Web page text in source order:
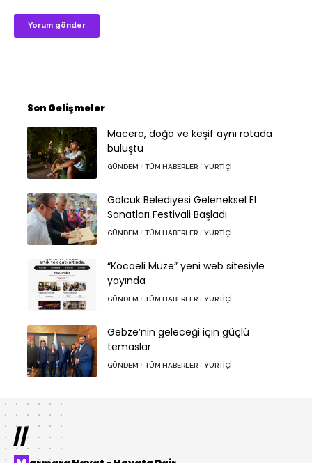
Son Gelişmeler
Macera, doğa ve keşif aynı rotada
buluştu
GÜNDEM TÜM HABERLER YURTIÇI
Gölcük Belediyesi Geleneksel El
Sanatları Festivali Başladı
GÜNDEM TÜM HABERLER YURTIÇI
“Kocaeli Müze” yeni web sitesiyle
yayında
GÜNDEM TÜM HABERLER YURTIÇI
Gebze’nin geleceği için güçlü
temaslar
GÜNDEM TÜM HABERLER YURTIÇI
//